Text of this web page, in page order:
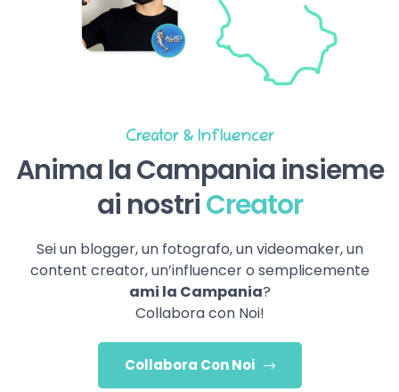
Creator & Influencer
Anima la Campania insieme
ai nostriCreator
Sei un blogger, un fotografo, un videomaker, un
content creator, un’influencer o semplicemente
ami la Campania?
Collabora con Noi!
Collabora Con Noi